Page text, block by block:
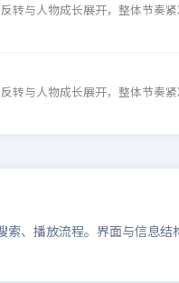
与人物成长展开，整体节奏紧
与人物成长展开，整体节奏紧
、播放流程。界面与信息